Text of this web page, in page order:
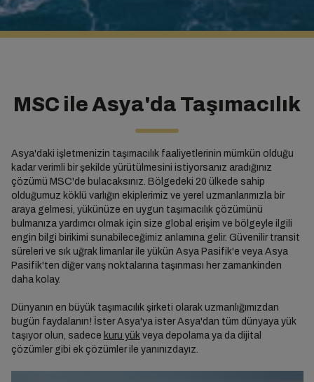
MSC ile Asya'da Taşımacılık
Asya'daki işletmenizin taşımacılık faaliyetlerinin mümkün olduğu
kadar verimli bir şekilde yürütülmesini istiyorsanız aradığınız
çözümü MSC'de bulacaksınız. Bölgedeki 20 ülkede sahip
olduğumuz köklü varlığın ekiplerimiz ve yerel uzmanlarımızla bir
araya gelmesi, yükünüze en uygun taşımacılık çözümünü
bulmanıza yardımcı olmak için size global erişim ve bölgeyle ilgili
engin bilgi birikimi sunabileceğimiz anlamına gelir. Güvenilir transit
süreleri ve sık uğrak limanlar ile yükün Asya Pasifik'e veya Asya
Pasifik'ten diğer varış noktalarına taşınması her zamankinden
daha kolay.
Dünyanın en büyük taşımacılık şirketi olarak uzmanlığımızdan
bugün faydalanın! İster Asya'ya ister Asya'dan tüm dünyaya yük
taşıyor olun, sadece kuru yükveya depolama ya da dijital
çözümler gibi ek çözümler ile yanınızdayız.